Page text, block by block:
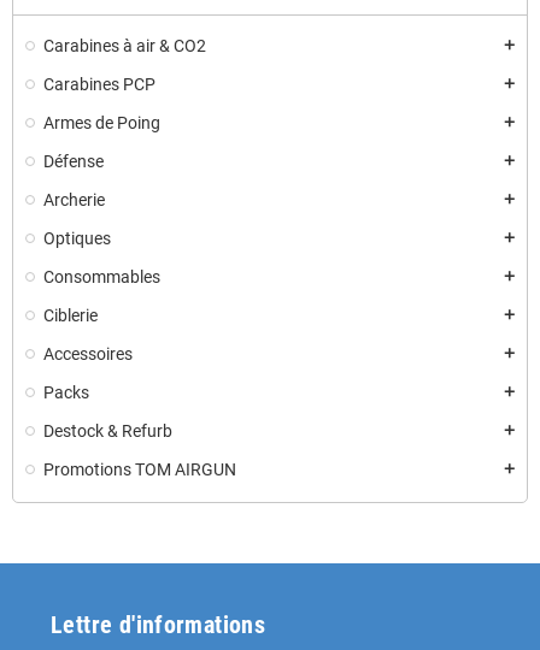
Carabines à air & CO2 add
Carabines PCP add
Armes de Poing add
Défense add
Archerie add
Optiques add
Consommables add
Ciblerie add
Accessoires add
Packs add
Destock & Refurb add
Promotions TOM AIRGUN add
Lettre d'informations